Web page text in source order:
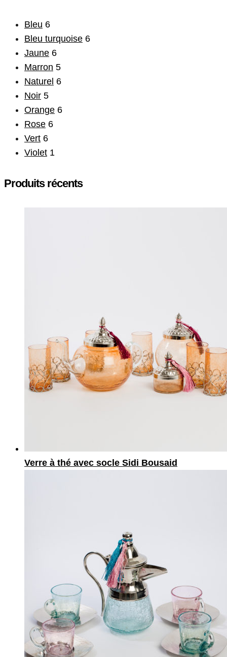
Bleu 6
Bleu turquoise 6
Jaune 6
Marron 5
Naturel 6
Noir 5
Orange 6
Rose 6
Vert 6
Violet 1
Produits récents
Verre à thé avec socle Sidi Bousaid